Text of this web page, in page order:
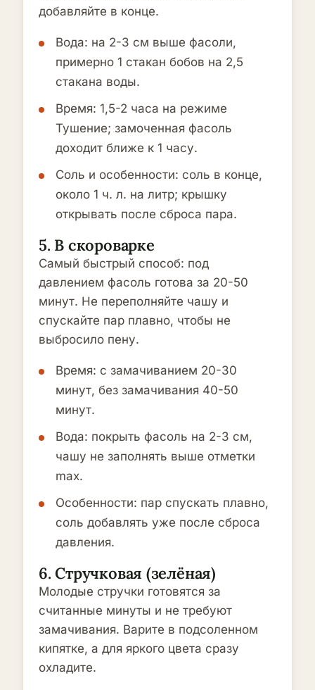
добавляйте в конце.
Вода: на 2-3 см выше фасоли,
примерно 1 стакан бобов на 2,5
стакана воды.
Время: 1,5-2 часа на режиме
Тушение; замоченная фасоль
доходит ближе к 1 часу.
Соль и особенности: соль в конце,
около 1 ч. л. на литр; крышку
открывать после сброса пара.
5. В скороварке
Самый быстрый способ: под
давлением фасоль готова за 20-50
минут. Не переполняйте чашу и
спускайте пар плавно, чтобы не
выбросило пену.
Время: с замачиванием 20-30
минут, без замачивания 40-50
минут.
Вода: покрыть фасоль на 2-3 см,
чашу не заполнять выше отметки
max.
Особенности: пар спускать плавно,
соль добавлять уже после сброса
давления.
6. Стручковая (зелёная)
Молодые стручки готовятся за
считанные минуты и не требуют
замачивания. Варите в подсоленном
кипятке, а для яркого цвета сразу
охладите.